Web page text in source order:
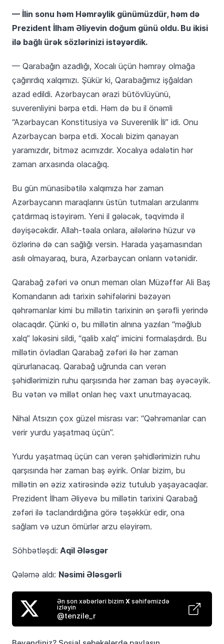
— İlin sonu həm Həmrəylik günümüzdür, həm də
Prezident İlham Əliyevin doğum günü oldu. Bu ikisi
ilə bağlı ürək sözlərinizi istəyərdik.
— Qarabağın azadlığı, Xocalı üçün həmrəy olmağa
çağırırdıq xalqımızı. Şükür ki, Qarabağımız işğaldan
azad edildi. Azərbaycan ərazi bütövlüyünü,
suverenliyini bərpa etdi. Həm də bu il önəmli
“Azərbaycan Konstitusiya və Suverenlik İli” idi. Onu
Azərbaycan bərpa etdi. Xocalı bizim qanayan
yaramızdır, bitməz acımızdır. Xocalıya ədalətin hər
zaman arxasında olacağıq.
Bu gün münasibətilə xalqımıza hər zaman
Azərbaycanın maraqlarını üstün tutmaları arzularımı
çatdırmaq istəyirəm. Yeni il gələcək, təqvimdə il
dəyişəcəkdir. Allah-təala onlara, ailələrinə hüzur və
özlərinə də can sağlığı versin. Harada yaşamasından
asılı olmayaraq, bura, Azərbaycan onların vətənidir.
Qarabağ zəfəri və onun memarı olan Müzəffər Ali Baş
Komandanın adı tarixin səhifələrini bəzəyən
qəhrəmanlar kimi bu millətin tarixinin ən şərəfli yerində
olacaqdır. Çünki o, bu millətin alnına yazılan “məğlub
xalq” ləkəsini sildi, “qalib xalq” imicini formalaşdırdı. Bu
millətin övladları Qarabağ zəfəri ilə hər zaman
qürurlanacaq. Qarabağ uğrunda can verən
şəhidlərimizin ruhu qarşısında hər zaman baş əyəcəyik.
Bu vətən və millət onları heç vaxt unutmayacaq.
Nihal Atsızın çox güzel misrası var: “Qəhrəmanlar can
verir yurdu yaşatmaq üçün”.
Yurdu yaşatmaq üçün can verən şəhidlərimizin ruhu
qarşısında hər zaman baş əyirik. Onlar bizim, bu
millətin ən əziz xatirəsində əziz tutulub yaşayacaqlar.
Prezident İlham Əliyevə bu millətin tarixini Qarabağ
zəfəri ilə taclandırdığına görə təşəkkür edir, ona
sağlam və uzun ömürlər arzu eləyirəm.
Söhbətləşdi: Aqil Ələsgər
Qələmə aldı: Nəsimi Ələsgərli
Ən son xəbərləri bizim Xsəhifəmizdə
izləyin
@tenzile_r